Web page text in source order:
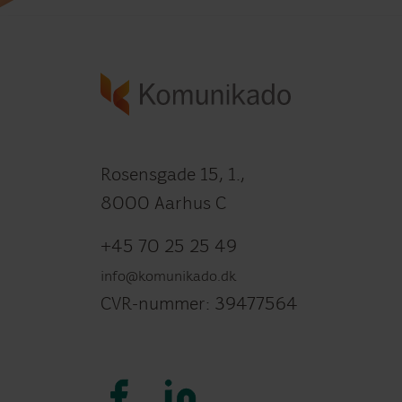
Rosensgade 15, 1.,
8000 Aarhus C
+45 70 25 25 49
info@komunikado.dk
CVR-nummer: 39477564